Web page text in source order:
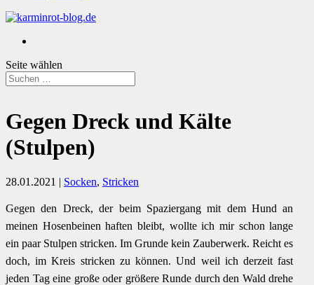
Seite wählen
Gegen Dreck und Kälte
(Stulpen)
28.01.2021 | Socken, Stricken
Gegen den Dreck, der beim Spaziergang mit dem Hund an
meinen Hosenbeinen haften bleibt, wollte ich mir schon lange
ein paar Stulpen stricken. Im Grunde kein Zauberwerk. Reicht es
doch, im Kreis stricken zu können. Und weil ich derzeit fast
jeden Tag eine große oder größere Runde durch den Wald drehe